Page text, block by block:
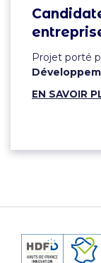
Projet porté
EN SAVOIR